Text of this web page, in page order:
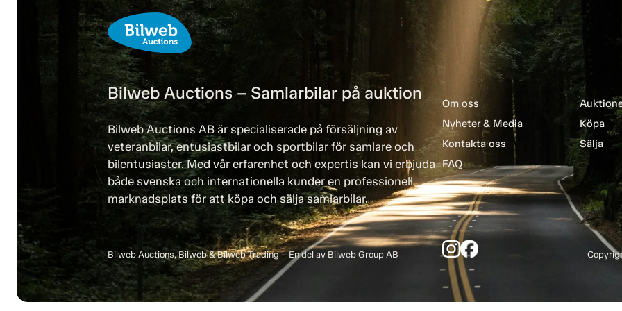
Bilweb Auctions – Samlarbilar på auktion
Bilweb Auctions AB är specialiserade på försäljning av
veteranbilar, entusiastbilar och sportbilar för samlare och
bilentusiaster. Med vår erfarenhet och expertis kan vi erbjuda
både svenska och internationella kunder en professionell
marknadsplats för att köpa och sälja samlarbilar.
Om oss
Nyheter & Media
Kontakta oss
FAQ
Köpa
Sälja
Bilweb Auctions, Bilweb & Bilweb Trading – En del av Bilweb Group AB